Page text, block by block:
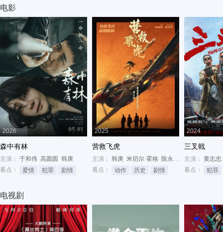
电影
2026
森中有林
主演： 于和伟 高圆圆 韩庚
看点：
爱情 犯罪 剧情
2025
营救飞虎
主演： 韩庚 米切尔·霍格 陈永胜
看点：
动作 历史 剧情
2024
三叉戟
主演： 黄志忠
看点：
犯罪
电视剧